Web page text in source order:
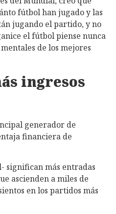
fútbol han jugado y las
jugando el partido, y no
el fútbol piense nunca
de los mejores
ingresos
generador de
financiera de
significan más entradas
ascienden a miles de
en los partidos más